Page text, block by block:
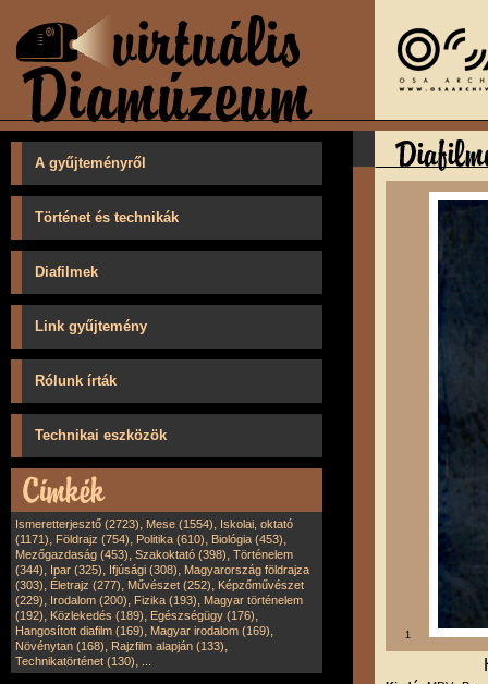
A gyűjteményről
Történet és technikák
Diafilmek
Link gyűjtemény
Rólunk írták
Technikai eszközök
Ismeretterjesztő (2723), Mese (1554), Iskolai, oktató
(1171), Földrajz (754), Politika (610), Biológia (453),
Mezőgazdaság (453), Szakoktató (398), Történelem
(344), Ipar (325), Ifjúsági (308), Magyarország földrajza
(303), Életrajz (277), Művészet (252), Képzőművészet
(229), Irodalom (200), Fizika (193), Magyar történelem
(192), Közlekedés (189), Egészségügy (176),
Hangosított diafilm (169), Magyar irodalom (169),
Növénytan (168), Rajzfilm alapján (133),
Technikatörténet (130),
1